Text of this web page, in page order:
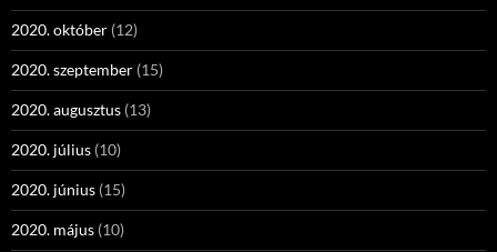
2020. október (12)
2020. szeptember (15)
2020. augusztus (13)
2020. július (10)
2020. június (15)
2020. május (10)